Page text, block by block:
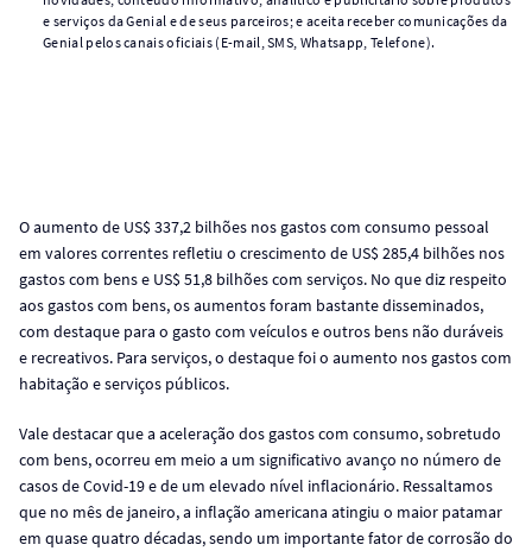
e serviços da Genial e de seus parceiros; e aceita receber comunicações da
Genial pelos canais oficiais (E-mail, SMS, Whatsapp, Telefone).
O aumento de US$ 337,2 bilhões nos gastos com consumo pessoal
em valores correntes refletiu o crescimento de US$ 285,4 bilhões nos
gastos com bens e US$ 51,8 bilhões com serviços. No que diz respeito
aos gastos com bens, os aumentos foram bastante disseminados,
com destaque para o gasto com veículos e outros bens não duráveis
e recreativos. Para serviços, o destaque foi o aumento nos gastos com
habitação e serviços públicos.
Vale destacar que a aceleração dos gastos com consumo, sobretudo
com bens, ocorreu em meio a um significativo avanço no número de
casos de Covid-19 e de um elevado nível inflacionário. Ressaltamos
que no mês de janeiro, a inflação americana atingiu o maior patamar
em quase quatro décadas, sendo um importante fator de corrosão do